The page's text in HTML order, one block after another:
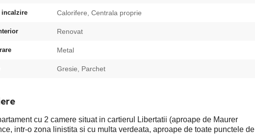
incalzire Calorifere, Centrala proprie
Renovat
Metal
Gresie, Parchet
cu 2 camere situat in cartierul Libertatii (aproape de Maurer
intr-o zona linistita si cu multa verdeata, aproape de toate punctele de